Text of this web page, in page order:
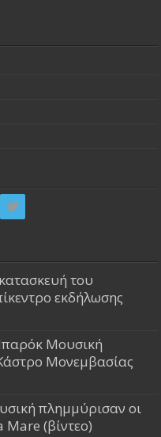
του
εκδήλωσης
Μουσική
Μονεμβασίας
πλημμύρισαν οι
(βίντεο)